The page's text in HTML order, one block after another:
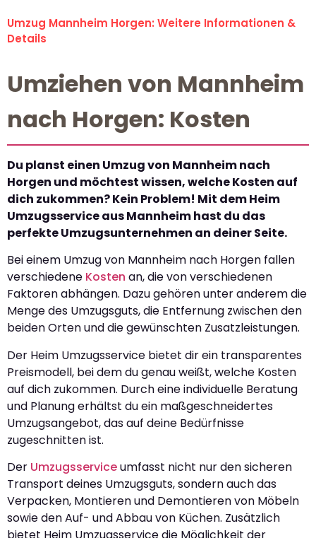
Umzug Mannheim Horgen: Weitere Informationen &
Details
Umziehen von Mannheim
nach Horgen: Kosten
Du planst einen Umzug von Mannheim nach
Horgen und möchtest wissen, welche Kosten auf
dich zukommen? Kein Problem! Mit dem Heim
Umzugsservice aus Mannheim hast du das
perfekte Umzugsunternehmen an deiner Seite.
Bei einem Umzug von Mannheim nach Horgen fallen
verschiedene Kosten an, die von verschiedenen
Faktoren abhängen. Dazu gehören unter anderem die
Menge des Umzugsguts, die Entfernung zwischen den
beiden Orten und die gewünschten Zusatzleistungen.
Der Heim Umzugsservice bietet dir ein transparentes
Preismodell, bei dem du genau weißt, welche Kosten
auf dich zukommen. Durch eine individuelle Beratung
und Planung erhältst du ein maßgeschneidertes
Umzugsangebot, das auf deine Bedürfnisse
zugeschnitten ist.
Der Umzugsserviceumfasst nicht nur den sicheren
Transport deines Umzugsguts, sondern auch das
Verpacken, Montieren und Demontieren von Möbeln
sowie den Auf- und Abbau von Küchen. Zusätzlich